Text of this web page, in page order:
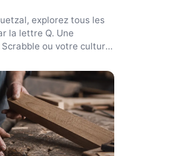
explorez tous les
la lettre Q. Une
ou votre culture